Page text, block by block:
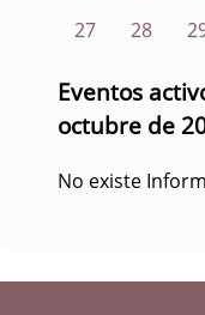
27
28
Eventos
octubre de
No existe